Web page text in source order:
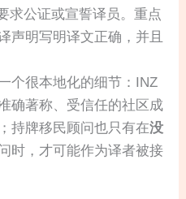
求公证或宣誓译员。重点
声明写明译文正确，并且
个很本地化的细节：INZ
确著称、受信任的社区成
持牌移民顾问也只有在没
时，才可能作为译者被接